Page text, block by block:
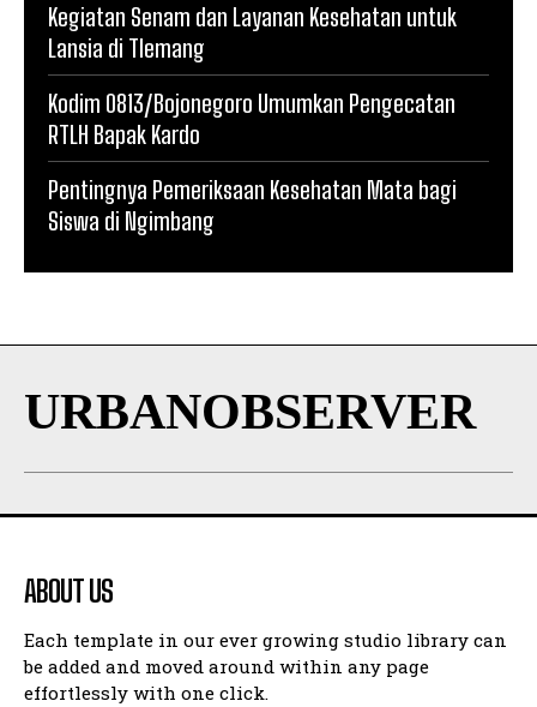
Kegiatan Senam dan Layanan Kesehatan untuk
Lansia di Tlemang
Kodim 0813/Bojonegoro Umumkan Pengecatan
RTLH Bapak Kardo
Pentingnya Pemeriksaan Kesehatan Mata bagi
Siswa di Ngimbang
URBANOBSERVER
ABOUT US
Each template in our ever growing studio library can
be added and moved around within any page
effortlessly with one click.